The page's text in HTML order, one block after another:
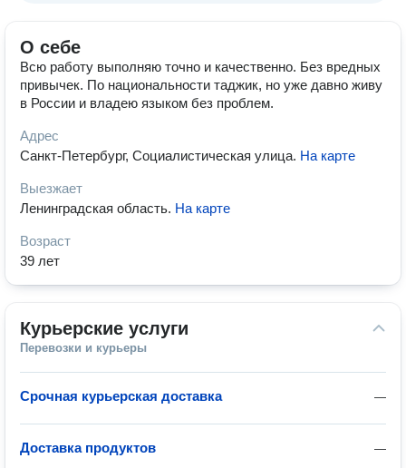
О себе
Всю работу выполняю точно и качественно. Без вредных
привычек. По национальности таджик, но уже давно живу
в России и владею языком без проблем.
Адрес
Санкт-Петербург, Социалистическая улица. На карте
Выезжает
Ленинградская область. На карте
Возраст
39 лет
Курьерские услуги
Перевозки и курьеры
—
Срочная курьерская доставка
—
Доставка продуктов